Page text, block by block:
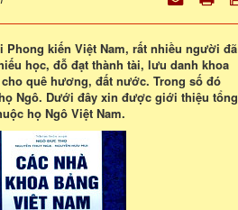
Phong kiến Việt Nam, rất nhiều người đã
học, đỗ đạt thành tài, lưu danh khoa
quê hương, đất nước. Trong số đó
Ngô. Dưới đây xin được giới thiệu tổng
họ Ngô Việt Nam.